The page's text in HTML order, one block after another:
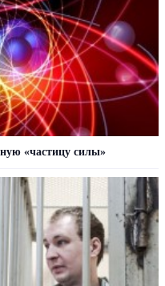
«частицу силы»